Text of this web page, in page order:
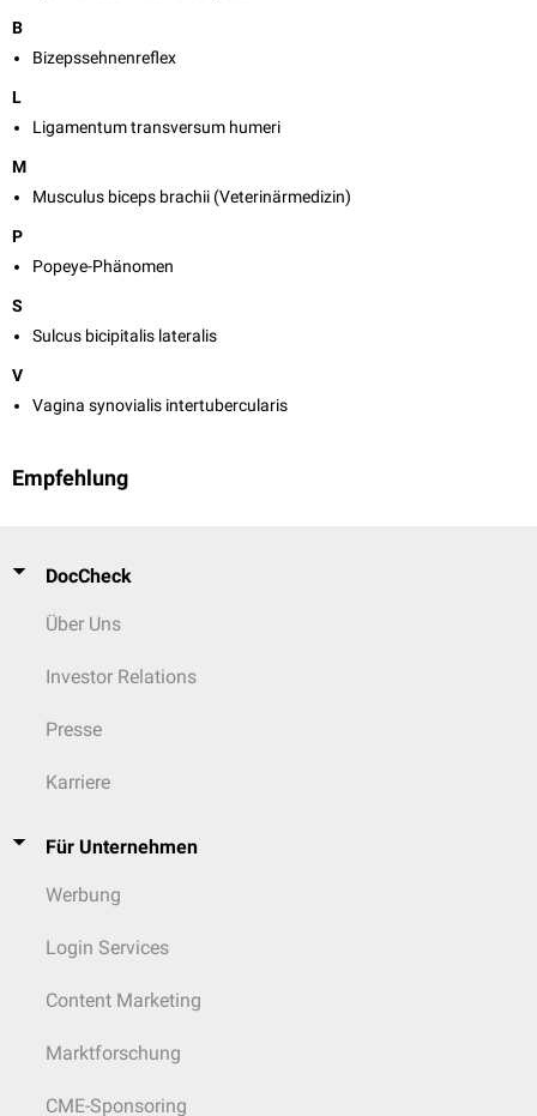
B
Bizepssehnenreflex
L
Ligamentum transversum humeri
M
Musculus biceps brachii (Veterinärmedizin)
P
Popeye-Phänomen
S
Sulcus bicipitalis lateralis
V
Vagina synovialis intertubercularis
Empfehlung
DocCheck
Über Uns
Investor Relations
Presse
Karriere
Für Unternehmen
Werbung
Login Services
Content Marketing
Marktforschung
CME-Sponsoring